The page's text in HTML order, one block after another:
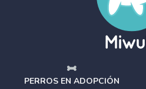
PERROS EN ADOPCIÓN